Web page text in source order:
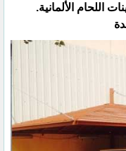
اللحام الألمانية.‏